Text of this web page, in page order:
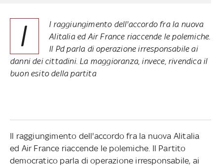
I
l raggiungimento dell'accordo fra la nuova
Alitalia ed Air France riaccende le polemiche.
Il Pd parla di operazione irresponsabile ai
danni dei cittadini. La maggioranza, invece, rivendica il
buon esito della partita
Il raggiungimento dell'accordo fra la nuova Alitalia
ed Air France riaccende le polemiche. Il Partito
democratico parla di operazione irresponsabile, ai